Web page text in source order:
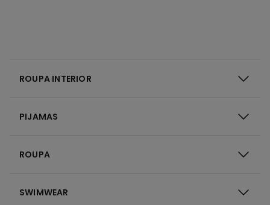
ROUPA INTERIOR
PIJAMAS
ROUPA
SWIMWEAR